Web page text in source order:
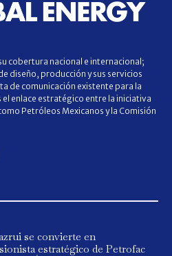
cobertura nacional e internacional;
diseño, producción y sus servicios
de comunicación existente para la
enlace estratégico entre la iniciativa
Petróleos Mexicanos y la Comisión
se convierte en
estratégico de Petrofac